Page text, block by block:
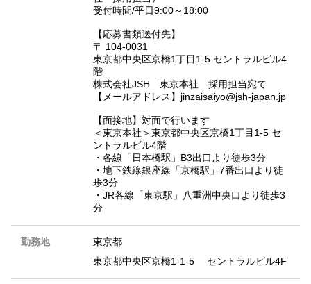
受付時間/平日9:00～18:00
【応募書類送付先】
〒 104-0031
東京都中央区京橋1丁目1-5 セントラルビル4
階
株式会社JSH 東京本社 採用担当宛て
【メールアドレス】jinzaisaiyo@jsh-japan.jp
【面接地】対面で行います
＜東京本社＞東京都中央区京橋1丁目1-5 セ
ントラルビル4階
・各線「日本橋駅」B3出口より徒歩3分
・地下鉄線銀座線「京橋駅」7番出口より徒
歩3分
・JR各線「東京駅」八重洲中央口より徒歩3
分
勤務地
東京都
東京都中央区京橋1-1-5 セントラルビル4F